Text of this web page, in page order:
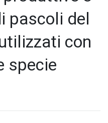
pascoli del
con
specie